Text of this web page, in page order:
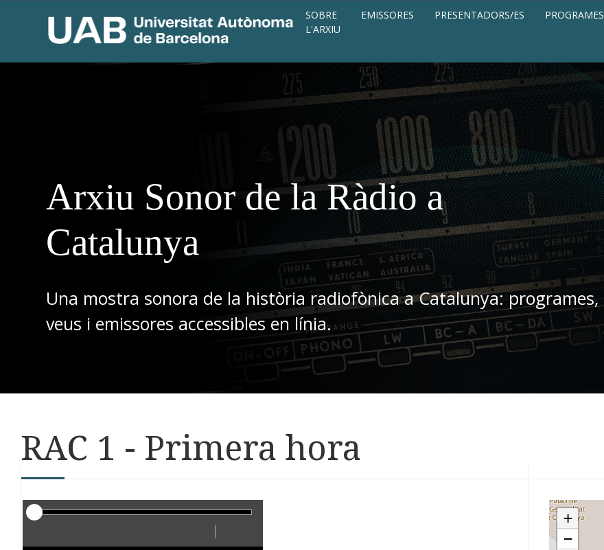
SOBRE
L'ARXIU
EMISSORES PRESENTADORS/ES PROGRAMES
Arxiu Sonor de la Ràdio a
Catalunya
Una mostra sonora de la història radiofònica a Catalunya: programes,
veus i emissores accessibles en línia.
RAC 1 - Primera hora
Reproductor
Lent
+
−